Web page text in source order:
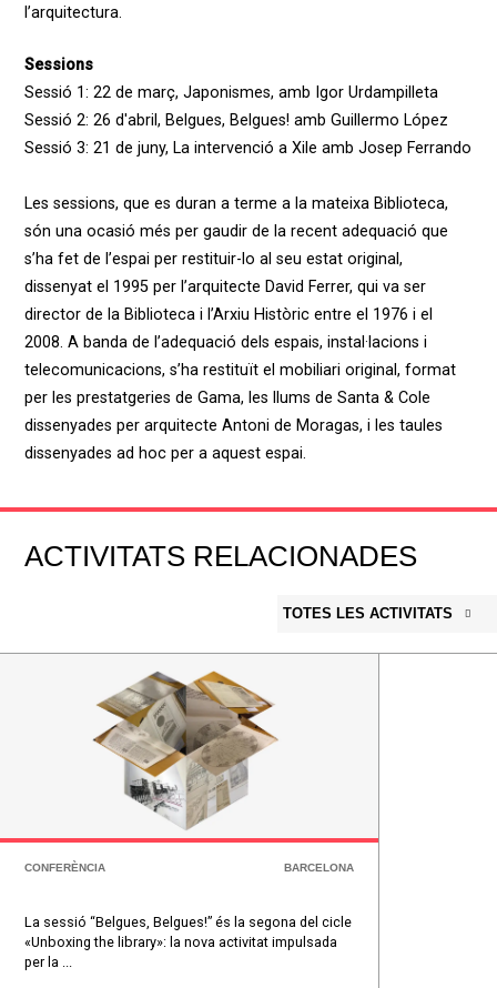
l’arquitectura.
Sessions
Sessió 1: 22 de març, Japonismes, amb Igor Urdampilleta
Sessió 2: 26 d'abril, Belgues, Belgues! amb Guillermo López
Sessió 3: 21 de juny, La intervenció a Xile amb Josep Ferrando
Les sessions, que es duran a terme a la mateixa Biblioteca,
són una ocasió més per gaudir de la recent adequació que
s’ha fet de l’espai per restituir-lo al seu estat original,
dissenyat el 1995 per l’arquitecte David Ferrer, qui va ser
director de la Biblioteca i l’Arxiu Històric entre el 1976 i el
2008. A banda de l’adequació dels espais, instal·lacions i
telecomunicacions, s’ha restituït el mobiliari original, format
per les prestatgeries de Gama, les llums de Santa & Cole
dissenyades per arquitecte Antoni de Moragas, i les taules
dissenyades ad hoc per a aquest espai.
ACTIVITATS RELACIONADES
TOTES LES ACTIVITATS
CONFERÈNCIA BARCELONA
La sessió “Belgues, Belgues!” és la segona del cicle
«Unboxing the library»: la nova activitat impulsada
per la ...